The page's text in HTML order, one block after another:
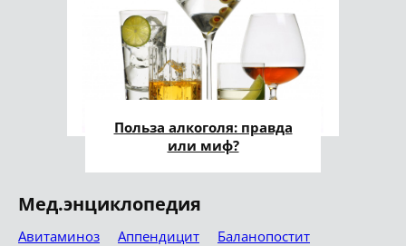
Польза алкоголя: правда
или миф?
Мед.энциклопедия
Авитаминоз Аппендицит
Баланопостит